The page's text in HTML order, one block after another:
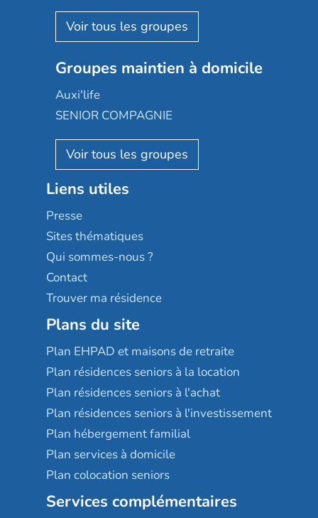
Aquarelia
Nexity edenea
Les jardins d'Arcadie
Occitalia
Appartseniors
Reseda
Stella management
Les villages d'or
Sérénys
Résidences services Villa Médicis
Korian
Emera
Groupe SOS
Le Noble Âge
Almage
Résidalya
Groupe aplus
Groupes maintien à domicile
Auxi'life
SENIOR COMPAGNIE
AGE D'OR Services
Liens utiles
Presse
Sites thématiques
Qui sommes-nous ?
Contact
Trouver ma résidence
Plans du site
Plan EHPAD et maisons de retraite
Plan résidences seniors à la location
Plan résidences seniors à l'achat
Plan résidences seniors à l'investissement
Plan hébergement familial
Plan services à domicile
Plan colocation seniors
Services complémentaires